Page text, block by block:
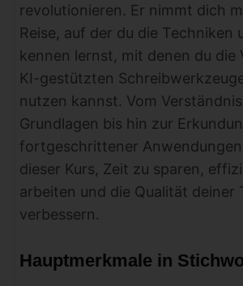
revolutionieren. Er nimmt dich
Reise, auf der du die Techniken
kennen lernst, mit denen du die
KI-gestützten
nutzen kannst. Vom
Grundlagen bis hin zur
fortgeschrittener
dieser Kurs, Zeit zu sparen,
arbeiten und die Qualität deiner
verbessern.
Hauptmerkmale in